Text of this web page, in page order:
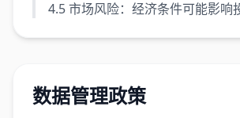
4.5 市场风险：经济条件可能影响
数据管理政策